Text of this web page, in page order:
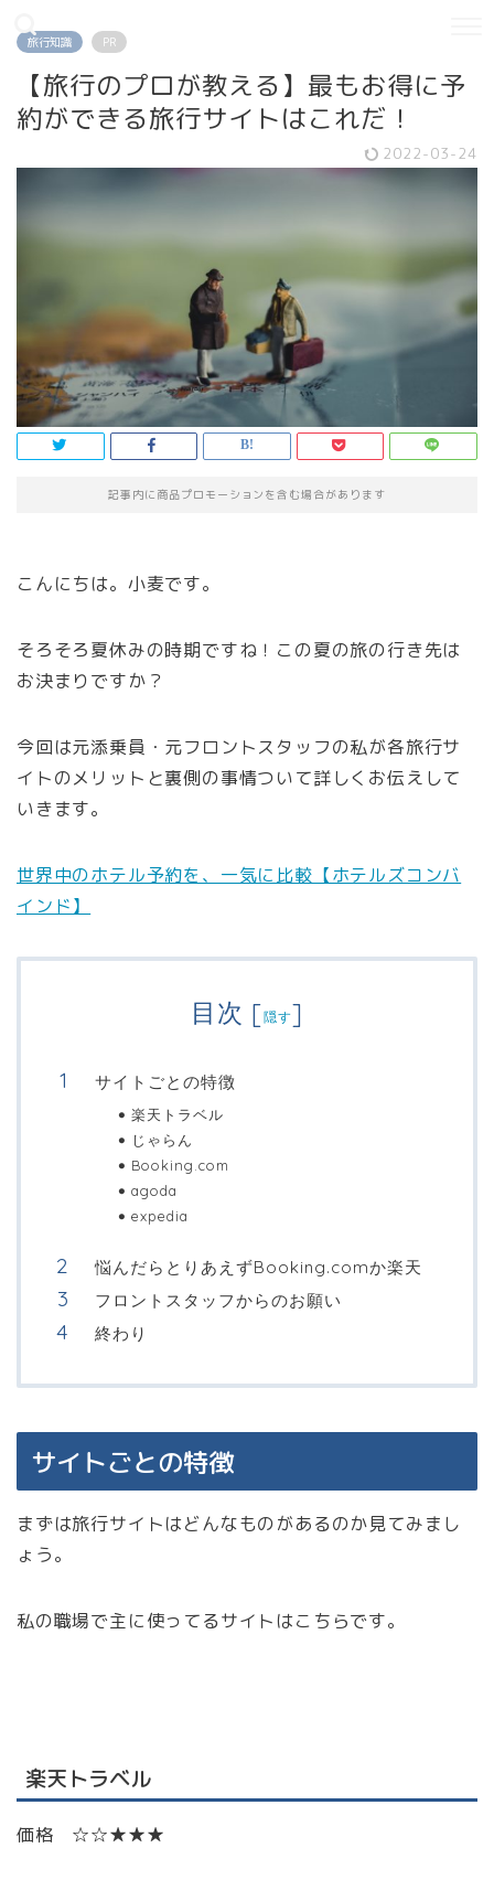
旅行知識 PR
【旅行のプロが教える】最もお得に予
約ができる旅行サイトはこれだ！
2022-03-24
記事内に商品プロモーションを含む場合があります
こんにちは。小麦です。
そろそろ夏休みの時期ですね！この夏の旅の行き先は
お決まりですか？
今回は元添乗員・元フロントスタッフの私が各旅行サ
イトのメリットと裏側の事情ついて詳しくお伝えして
いきます。
世界中のホテル予約を、一気に比較【ホテルズコンバ
インド】
目次 [隠す]
サイトごとの特徴
楽天トラベル
じゃらん
Booking.com
agoda
expedia
悩んだらとりあえずBooking.comか楽天
フロントスタッフからのお願い
終わり
サイトごとの特徴
まずは旅行サイトはどんなものがあるのか見てみまし
ょう。
私の職場で主に使ってるサイトはこちらです。
楽天トラベル
価格 ☆☆★★★